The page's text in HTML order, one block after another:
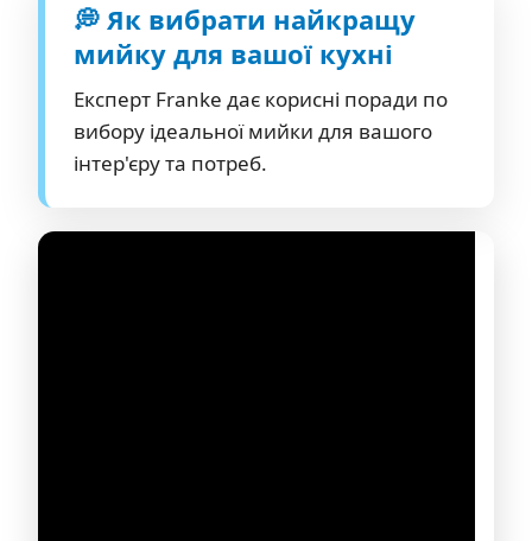
💭 Як вибрати найкращу
мийку для вашої кухні
Експерт Franke дає корисні поради по
вибору ідеальної мийки для вашого
інтер'єру та потреб.